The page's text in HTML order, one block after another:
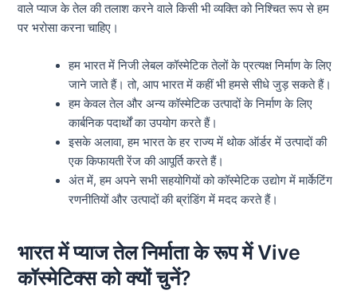
वाले प्याज के तेल की तलाश करने वाले किसी भी व्यक्ति को निश्चित रूप से हम
पर भरोसा करना चाहिए।
हम भारत में निजी लेबल कॉस्मेटिक तेलों के प्रत्यक्ष निर्माण के लिए
जाने जाते हैं। तो, आप भारत में कहीं भी हमसे सीधे जुड़ सकते हैं।
हम केवल तेल और अन्य कॉस्मेटिक उत्पादों के निर्माण के लिए
कार्बनिक पदार्थों का उपयोग करते हैं।
इसके अलावा, हम भारत के हर राज्य में थोक ऑर्डर में उत्पादों की
एक किफायती रेंज की आपूर्ति करते हैं।
अंत में, हम अपने सभी सहयोगियों को कॉस्मेटिक उद्योग में मार्केटिंग
रणनीतियों और उत्पादों की ब्रांडिंग में मदद करते हैं।
भारत में प्याज तेल निर्माता के रूप में Vive
कॉस्मेटिक्स को क्यों चुनें?